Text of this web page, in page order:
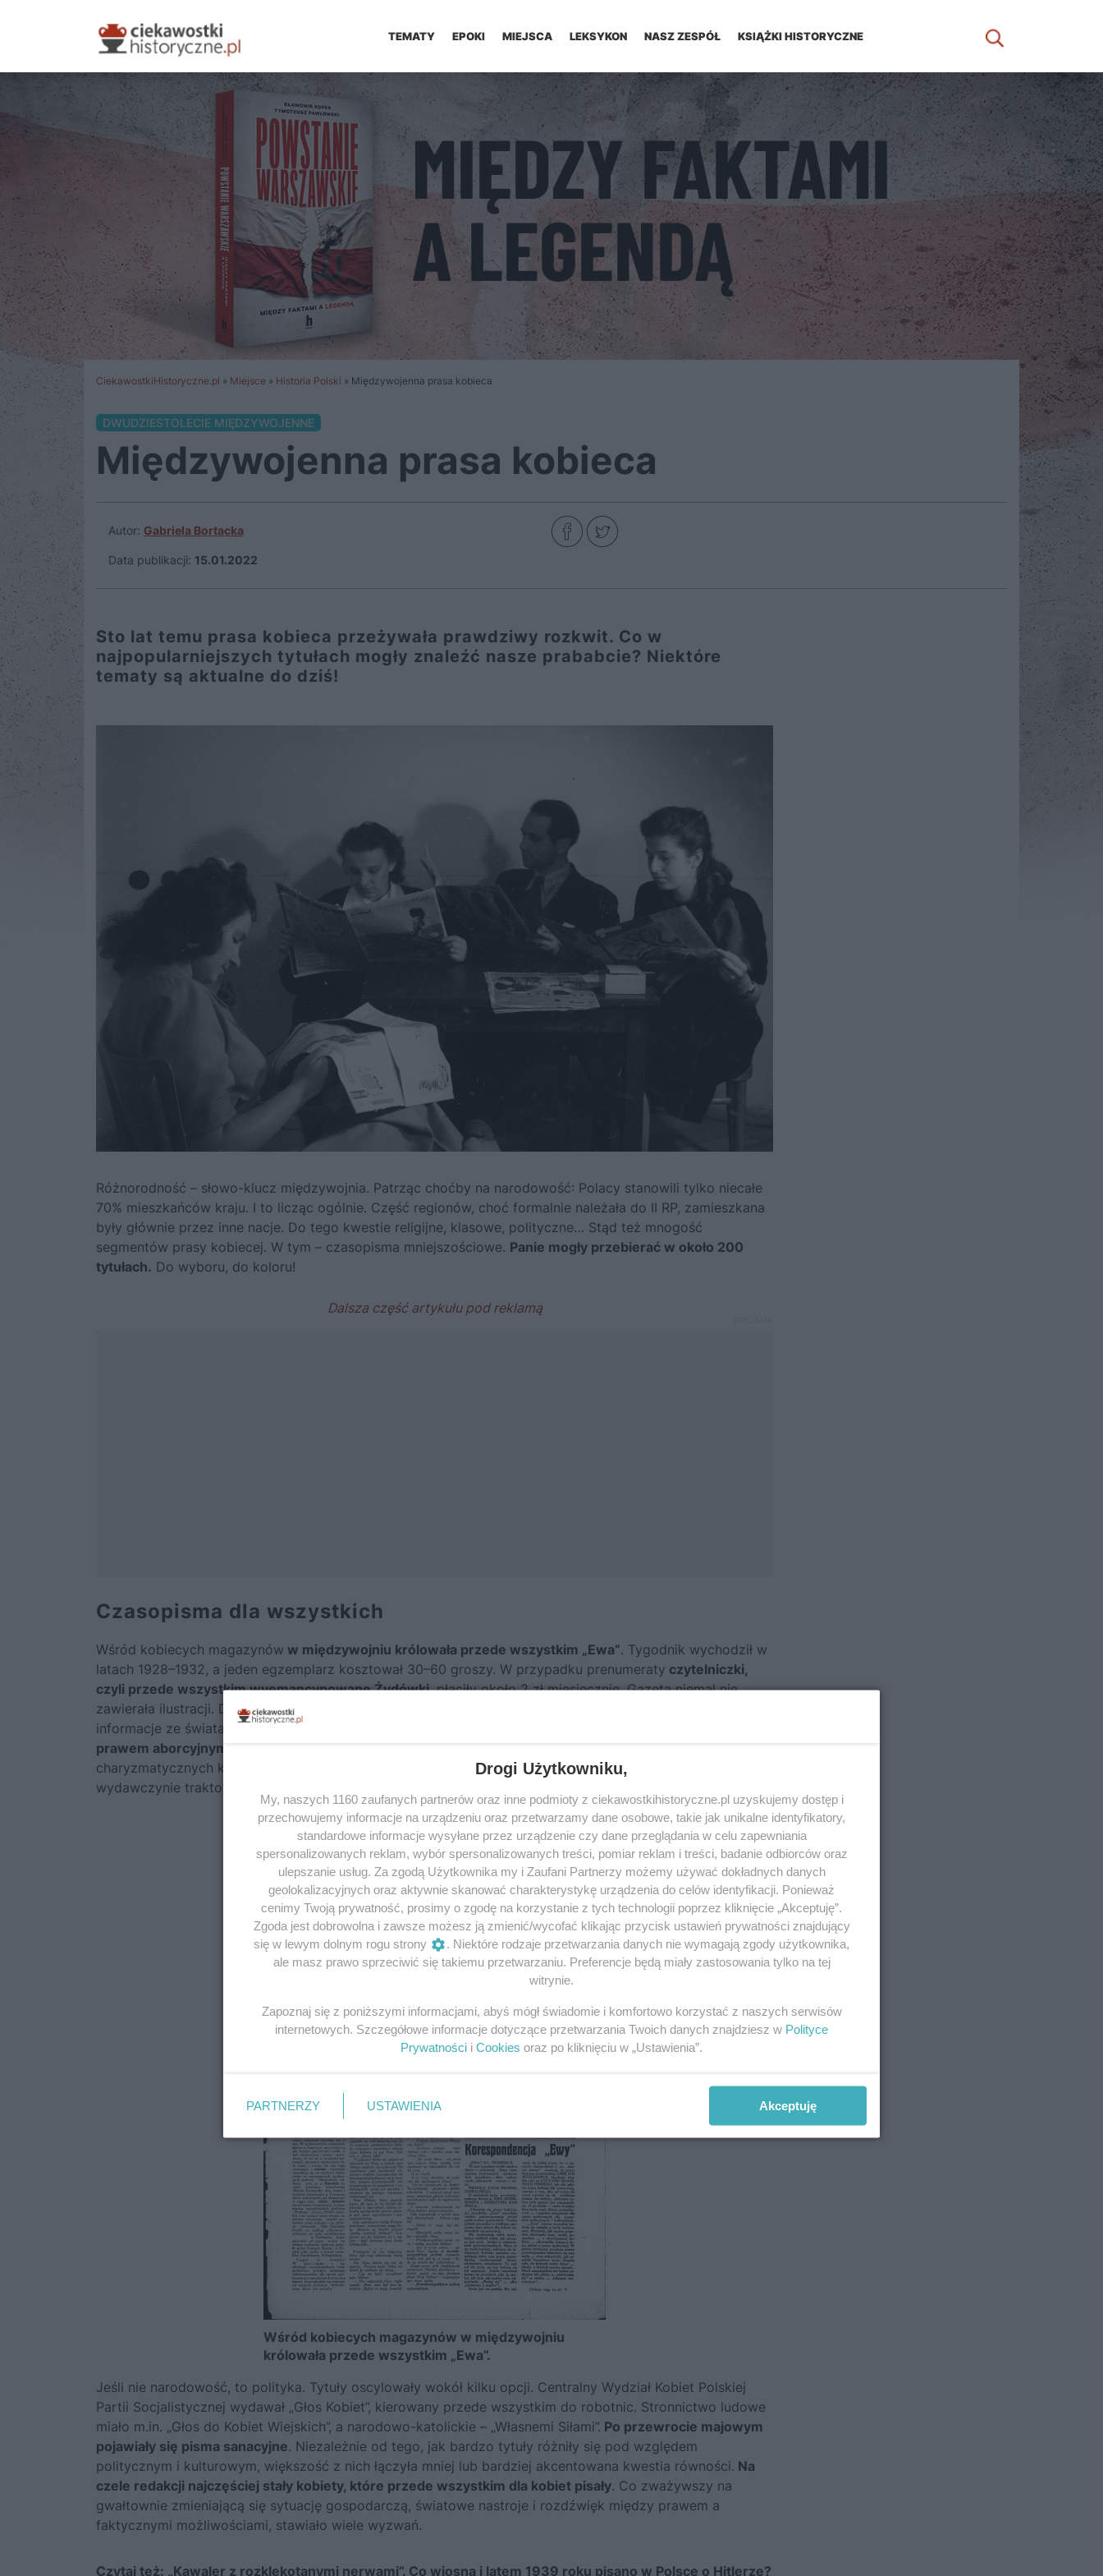
TEMATY EPOKI MIEJSCA LEKSYKON NASZ ZESPÓŁ KSIĄŻKI HISTORYCZNE
CiekawostkiHistoryczne.pl » Miejsce » Historia Polski » Międzywojenna prasa kobieca
DWUDZIESTOLECIE MIĘDZYWOJENNE
Międzywojenna prasa kobieca
Autor: Gabriela Bortacka
Data publikacji: 15.01.2022
Sto lat temu prasa kobieca przeżywała prawdziwy rozkwit. Co w
najpopularniejszych tytułach mogły znaleźć nasze prababcie? Niektóre
tematy są aktualne do dziś!
Różnorodność – słowo-klucz międzywojnia. Patrząc choćby na narodowość: Polacy stanowili tylko niecałe
70% mieszkańców kraju. I to licząc ogólnie. Część regionów, choć formalnie należała do II RP, zamieszkana
były głównie przez inne nacje. Do tego kwestie religijne, klasowe, polityczne… Stąd też mnogość
segmentów prasy kobiecej. W tym – czasopisma mniejszościowe. Panie mogły przebierać w około 200
tytułach. Do wyboru, do koloru!
Czasopisma dla wszystkich
Wśród kobiecych magazynów w międzywojniu królowała przede wszystkim „Ewa”. Tygodnik wychodził w
latach 1928–1932, a jeden egzemplarz kosztował 30–60 groszy. W przypadku prenumeraty czytelniczki,
czyli przede wszystkim wyemancypowane Żydówki, płaciły około 2 zł miesięcznie. Gazeta niemal nie
zawierała ilustracji. Dotyczyła głównie życia kobiet w Polsce i Palestynie, choć pojawiały się oczywiście
informacje ze świata. Na jej łamach znaleźlibyśmy
prawem aborcyjnym
charyzmatycznych kobiet i pozycją członkiń w gminach żydowskich. Z kolei porady modowe i kosmetyczne
wydawczynie traktowały marginalnie.
fot.Polona/domena publiczna
Wśród kobiecych magazynów w międzywojniu
królowała przede wszystkim „Ewa”.
Jeśli nie narodowość, to polityka. Tytuły oscylowały wokół kilku opcji. Centralny Wydział Kobiet Polskiej
Partii Socjalistycznej wydawał „Głos Kobiet”, kierowany przede wszystkim do robotnic. Stronnictwo ludowe
miało m.in. „Głos do Kobiet Wiejskich”, a narodowo-katolickie – „Własnemi Siłami”. Po przewrocie majowym
pojawiały się pisma sanacyjne. Niezależnie od tego, jak bardzo tytuły różniły się pod względem
politycznym i kulturowym, większość z nich łączyła mniej lub bardziej akcentowana kwestia równości. Na
czele redakcji najczęściej stały kobiety, które przede wszystkim dla kobiet pisały. Co zważywszy na
gwałtownie zmieniającą się sytuację gospodarczą, światowe nastroje i rozdźwięk między prawem a
faktycznymi możliwościami, stawiało wiele wyzwań.
Czytaj też: „Kawaler z rozklekotanymi nerwami”. Co wiosną i latem 1939 roku pisano w Polsce o Hitlerze?
Drogi Użytkowniku,
My, naszych 1160 zaufanych partnerów oraz inne podmioty z ciekawostkihistoryczne.pl uzyskujemy dostęp i
przechowujemy informacje na urządzeniu oraz przetwarzamy dane osobowe, takie jak unikalne identyfikatory,
standardowe informacje wysyłane przez urządzenie czy dane przeglądania w celu zapewniania
spersonalizowanych reklam, wybór spersonalizowanych treści, pomiar reklam i treści, badanie odbiorców oraz
ulepszanie usług. Za zgodą Użytkownika my i Zaufani Partnerzy możemy używać dokładnych danych
geolokalizacyjnych oraz aktywnie skanować charakterystykę urządzenia do celów identyfikacji. Ponieważ
cenimy Twoją prywatność, prosimy o zgodę na korzystanie z tych technologii poprzez kliknięcie „Akceptuję”.
Zgoda jest dobrowolna i zawsze możesz ją zmienić/wycofać klikając przycisk ustawień prywatności znajdujący
się w lewym dolnym rogu strony
. Niektóre rodzaje przetwarzania danych nie wymagają zgody użytkownika,
ale masz prawo sprzeciwić się takiemu przetwarzaniu. Preferencje będą miały zastosowania tylko na tej
witrynie.
Zapoznaj się z poniższymi informacjami, abyś mógł świadomie i komfortowo korzystać z naszych serwisów
internetowych. Szczegółowe informacje dotyczące przetwarzania Twoich danych znajdziesz w Polityce
Prywatności i Cookies oraz po kliknięciu w „Ustawienia”.
PARTNERZY USTAWIENIA Akceptuję